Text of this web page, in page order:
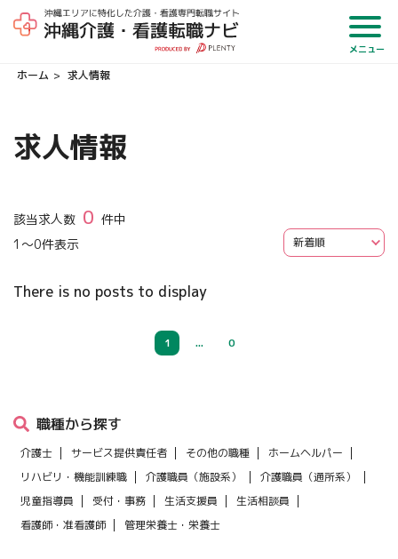
メニュー
ホーム 求人情報
求人情報
該当求人数 0 件中
1 ～0件表示
There is no posts to display
1 ... 0
職種から探す
介護士 サービス提供責任者 その他の職種
ホームヘルパー
リハビリ・機能訓練職
介護職員（施設系）
介護職員（通所系）
児童指導員
受付・事務 生活支援員
生活相談員
看護師・准看護師
管理栄養士・栄養士